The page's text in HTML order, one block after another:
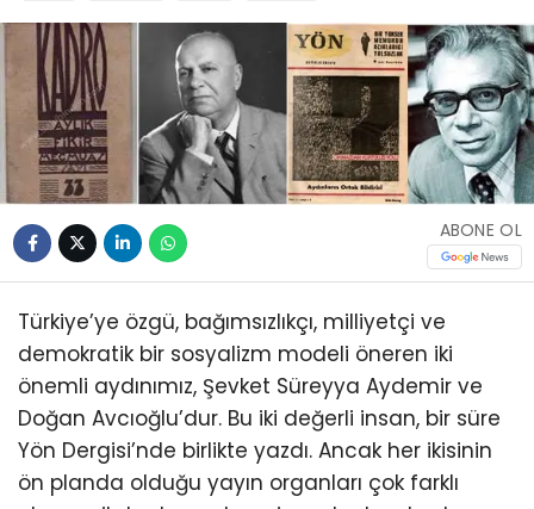
ABONE OL
Türkiye’ye özgü, bağımsızlıkçı, milliyetçi ve
demokratik bir sosyalizm modeli öneren iki
önemli aydınımız, Şevket Süreyya Aydemir ve
Doğan Avcıoğlu’dur. Bu iki değerli insan, bir süre
Yön Dergisi’nde birlikte yazdı. Ancak her ikisinin
ön planda olduğu yayın organları çok farklı